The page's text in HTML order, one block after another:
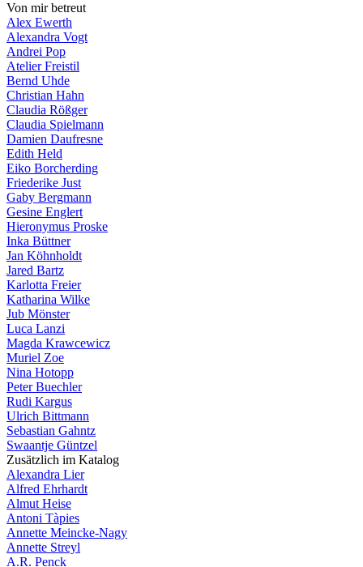
Von mir betreut
Alex Ewerth
Alexandra Vogt
Andrei Pop
Atelier Freistil
Bernd Uhde
Christian Hahn
Claudia Rößger
Claudia Spielmann
Damien Daufresne
Edith Held
Eiko Borcherding
Friederike Just
Gaby Bergmann
Gesine Englert
Hieronymus Proske
Inka Büttner
Jan Köhnholdt
Jared Bartz
Karlotta Freier
Katharina Wilke
Jub Mönster
Luca Lanzi
Magda Krawcewicz
Muriel Zoe
Nina Hotopp
Peter Buechler
Rudi Kargus
Ulrich Bittmann
Sebastian Gahntz
Swaantje Güntzel
Zusätzlich im Katalog
Alexandra Lier
Alfred Ehrhardt
Almut Heise
Antoni Tàpies
Annette Meincke-Nagy
Annette Streyl
A.R. Penck